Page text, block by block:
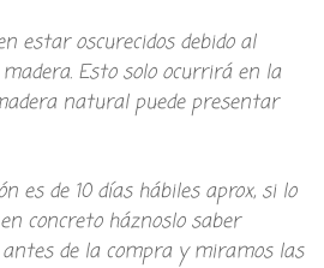
estar oscurecidos debido al
Esto solo ocurrirá en la
natural puede presentar
es de 10 días hábiles aprox, si lo
concreto háznoslo saber
de la compra y miramos las